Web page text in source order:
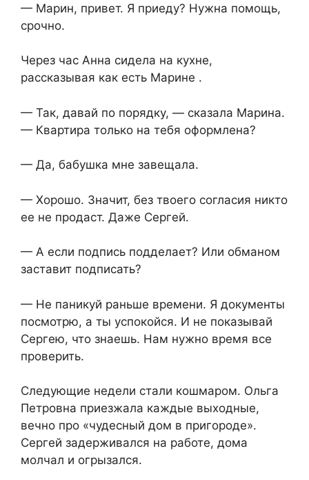
— Марин, привет. Я приеду? Нужна помощь,
срочно.
Через час Анна сидела на кухне,
рассказывая как есть Марине .
— Так, давай по порядку, — сказала Марина.
— Квартира только на тебя оформлена?
— Да, бабушка мне завещала.
— Хорошо. Значит, без твоего согласия никто
ее не продаст. Даже Сергей.
— А если подпись подделает? Или обманом
заставит подписать?
— Не паникуй раньше времени. Я документы
посмотрю, а ты успокойся. И не показывай
Сергею, что знаешь. Нам нужно время все
проверить.
Следующие недели стали кошмаром. Ольга
Петровна приезжала каждые выходные,
вечно про «чудесный дом в пригороде».
Сергей задерживался на работе, дома
молчал и огрызался.